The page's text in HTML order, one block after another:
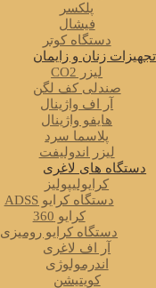
پلکسر
فیشال
دستگاه کوتر
تجهیزات زنان و زایمان
لیزر CO2
صندلی کف لگن
آر اف واژینال
هایفو واژینال
پلاسما سرد
لیزر اندولیفت
دستگاه های لاغری
کرایولیپولیز
دستگاه کرایو ADSS
کرایو 360
دستگاه کرایو رومیزی
آر اف لاغری
اندرمولوژی
کویتیشن